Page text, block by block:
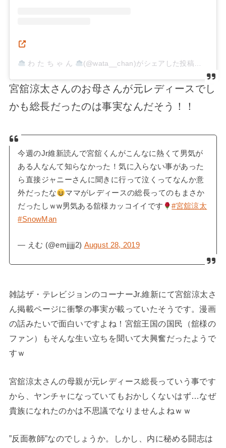
わ た ち ゃ ん (@wata__chan)がシェアした投稿
宮舘涼太さんのお母さんが元レディースでし
かも総長だったのは事実なんだそう！！
今週のJr維新読んで宮舘くんがこんなに熱くて男気が
ある人なんて知らなかった！気に入らない事があった
ら直接ジャニーさんに聞きに行って泣くってなんか意
外だったな
ママがレディースの総長ってのもまさか
だったしｗw男気ある舘様カッコイイです
#宮舘涼太
#SnowMan
— えむ (@emjjjjj2) August 28, 2019
雑誌ザ・テレビジョンのコーナーJr.維新にて宮舘涼太さ
ん掲載ページに衝撃の事実が載っていたそうです。漫画
の話みたいで面白いですよね！宮舘王国の国民（舘様の
ファン）もそんな生い立ちを聞いて大興奮だったようで
すｗ
宮舘涼太さんの母親が元レディース総長っていう事です
から、ヤンチャになっていてもおかしくないはず…なぜ
貴族になれたのかは不思議でなりませんよねｗｗ
”反面教師”なのでしょうか。しかし、内に秘める闘志は